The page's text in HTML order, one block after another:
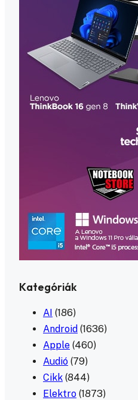
Kategóriák
AI (186)
Android (1636)
Apple (460)
Audió (79)
Cikk (844)
Elektro (1873)